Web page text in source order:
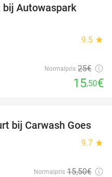
Autowaspark
9.5 star
Normalpris 25€
15,50€
36%
bij Carwash Goes
9.7 star
Normalpris 15,50€